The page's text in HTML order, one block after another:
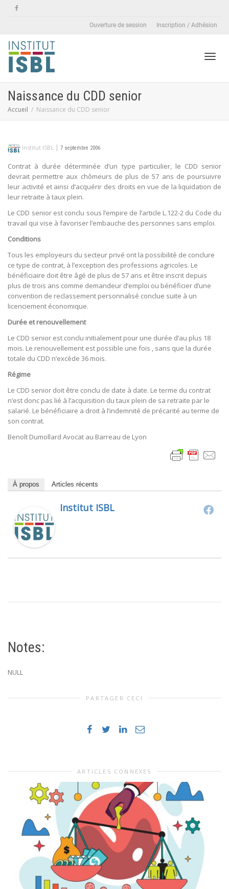
Ouverture de session Inscription / Adhésion
Naissance du CDD senior
Accueil Naissance du CDD senior
Institut ISBL | 7 septembre 2006
Contrat à durée déterminée d’un type particulier, le CDD senior
devrait permettre aux chômeurs de plus de 57 ans de poursuivre
leur activité et ainsi d’acquérir des droits en vue de la liquidation de
leur retraite à taux plein.
Le CDD senior est conclu sous l’empire de l’article L.122-2 du Code du
travail qui vise à favoriser l’embauche des personnes sans emploi.
Conditions
Tous les employeurs du secteur privé ont la possibilité de conclure
ce type de contrat, à l’exception des professions agricoles. Le
bénéficiaire doit être âgé de plus de 57 ans et être inscrit depuis
plus de trois ans comme demandeur d’emploi ou bénéficier d’une
convention de reclassement personnalisé conclue suite à un
licenciement économique.
Durée et renouvellement
Le CDD senior est conclu initialement pour une durée d’au plus 18
mois. Le renouvellement est possible une fois , sans que la durée
totale du CDD n’excède 36 mois.
Régime
Le CDD senior doit être conclu de date à date. Le terme du contrat
n’est donc pas lié à l’acquisition du taux plein de sa retraite par le
salarié. Le bénéficiaire a droit à l’indemnité de précarité au terme de
son contrat.
Benoît Dumollard Avocat au Barreau de Lyon
À propos Articles récents
Institut ISBL
Notes:
NULL
PARTAGER CECI
ARTICLES CONNEXES